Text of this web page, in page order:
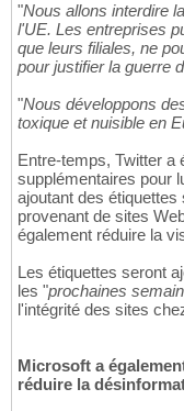
"Nous allons interdire
l'UE. Les entreprises
que leurs filiales, ne
pour justifier la guerre
"Nous développons
toxique et nuisible en
Entre-temps, Twitter a
supplémentaires pour
ajoutant des
provenant de sites
également réduire la
Les étiquettes seront
les "prochaines
l'intégrité des sites
Microsoft a
réduire la